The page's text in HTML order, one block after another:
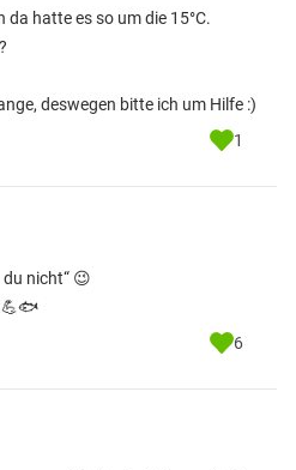
da hatte es so um die 15°C.
deswegen bitte ich um Hilfe :)
1
nicht“ 😉
💪🐟
6